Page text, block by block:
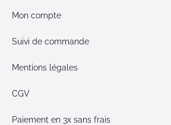
Mon compte
Suivi de commande
Mentions légales
CGV
Paiement en 3x sans frais